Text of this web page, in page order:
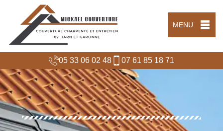
MENU
05 33 06 02 48 07 61 85 18 71